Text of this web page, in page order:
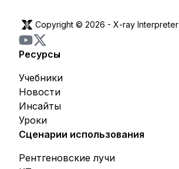
Copyright © 2026 - X-ray Interpreter
Ресурсы
Инсайты
Уроки
Новости
Учебники
Сценарии использования
Рентгеновские лучи